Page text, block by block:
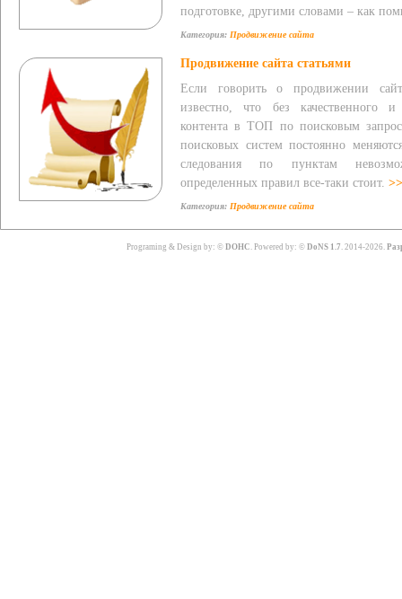
подготовке, другими словами – как
Категория: Продвижение сайта
Продвижение сайта статьями
Если говорить о продвижении
известно, что без качественного и
контента в ТОП по поисковым
поисковых систем постоянно
следования по пунктам
определенных правил все-таки стоит. >>
Категория: Продвижение сайта
Programing & Design by: © DOHC. Powered by: © DoNS 1.7. 2014-2026.